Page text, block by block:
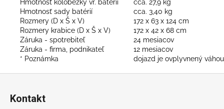
Hmotnosť kolobežky vr. batérií
cca. 27,9 kg
Hmotnosť sady batérií
cca. 3,40 kg
Rozmery (D x Š x V)
172 x 63 x 124 cm
Rozmery krabice (D x Š x V)
172 x 42 x 68 cm
Záruka - spotrebiteľ
24 mesiacov
Záruka - firma, podnikateľ
12 mesiacov
* Poznámka
dojazd je ovplyvnený
Kontakt